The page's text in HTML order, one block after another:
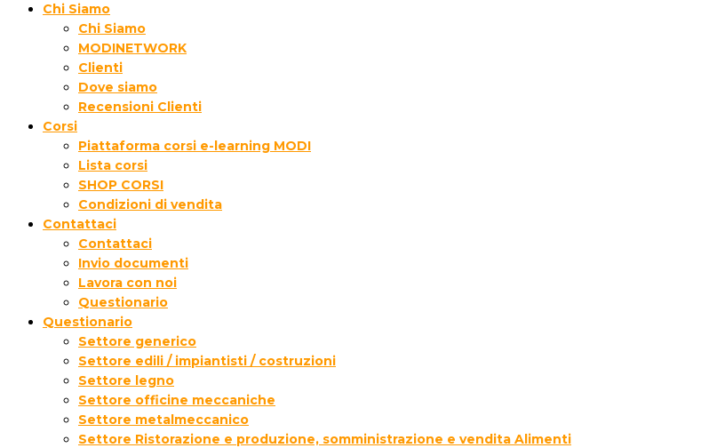
Chi Siamo
Chi Siamo
MODINETWORK
Clienti
Dove siamo
Recensioni Clienti
Corsi
Piattaforma corsi e-learning MODI
Lista corsi
SHOP CORSI
Condizioni di vendita
Contattaci
Contattaci
Invio documenti
Lavora con noi
Questionario
Questionario
Settore generico
Settore edili / impiantisti / costruzioni
Settore legno
Settore officine meccaniche
Settore metalmeccanico
Settore Ristorazione e produzione, somministrazione e vendita Alimenti